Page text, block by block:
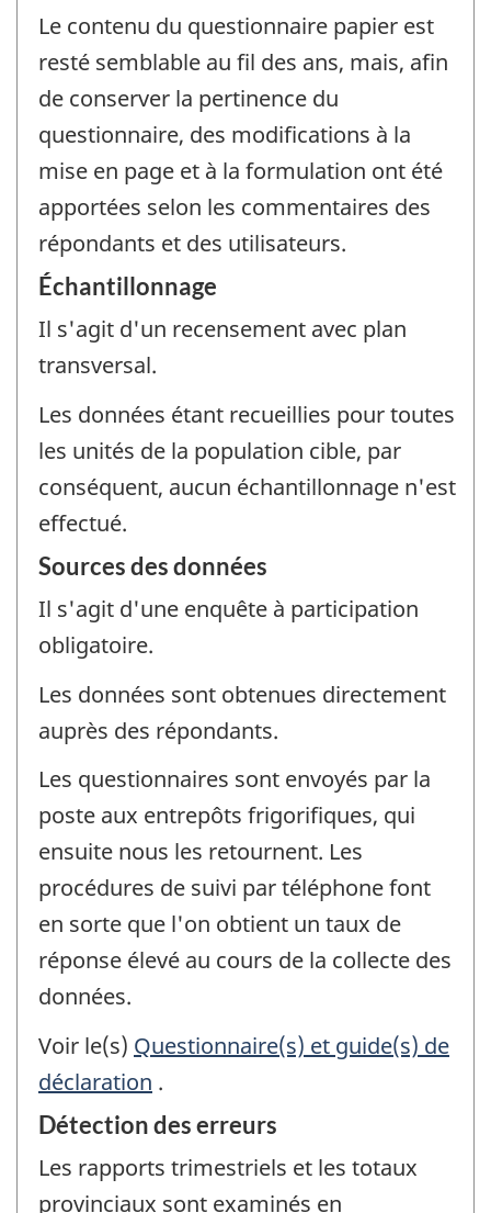
Le contenu du questionnaire papier est
resté semblable au fil des ans, mais, afin
de conserver la pertinence du
questionnaire, des modifications à la
mise en page et à la formulation ont été
apportées selon les commentaires des
répondants et des utilisateurs.
Échantillonnage
Il s'agit d'un recensement avec plan
transversal.
Les données étant recueillies pour toutes
les unités de la population cible, par
conséquent, aucun échantillonnage n'est
effectué.
Sources des données
Il s'agit d'une enquête à participation
obligatoire.
Les données sont obtenues directement
auprès des répondants.
Les questionnaires sont envoyés par la
poste aux entrepôts frigorifiques, qui
ensuite nous les retournent. Les
procédures de suivi par téléphone font
en sorte que l'on obtient un taux de
réponse élevé au cours de la collecte des
données.
Voir le(s) Questionnaire(s) et guide(s) de
déclaration .
Détection des erreurs
Les rapports trimestriels et les totaux
provinciaux sont examinés en